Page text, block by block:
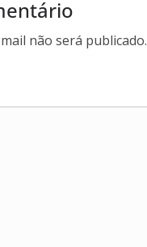
não será publicado.